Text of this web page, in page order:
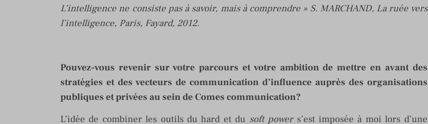
L’intelligence ne consiste pas à savoir, mais à comprendre » S. MARCHAND, La ruée vers
l’intelligence, Paris, Fayard, 2012.
Pouvez-vous revenir sur votre parcours et votre ambition de mettre en avant des
stratégies et des vecteurs de communication d’influence auprès des organisations
publiques et privées au sein de Comes communication?
L’idée de combiner les outils du hard et du soft powers’est imposée à moi lors d’une